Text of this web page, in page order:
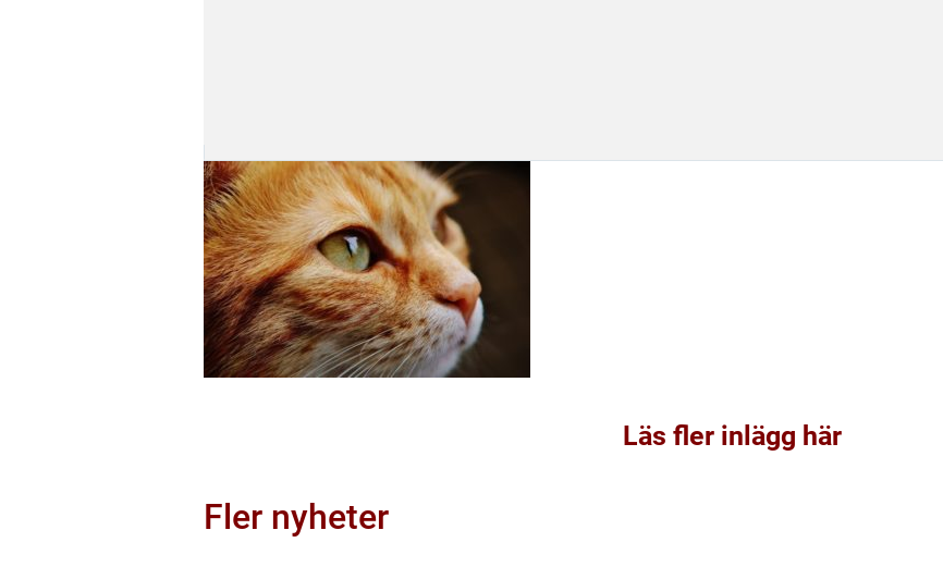
Läs fler inlägg här
Fler nyheter